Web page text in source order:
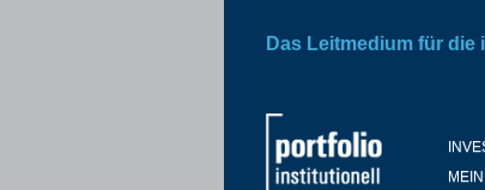
Das Leitmedium für